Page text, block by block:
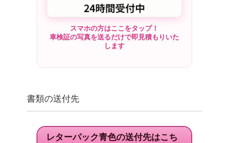
スマホの方はここをタップ！
車検証の写真を送るだけで即見積もりいた
します
書類の送付先
レターパック青色の送付先はこち